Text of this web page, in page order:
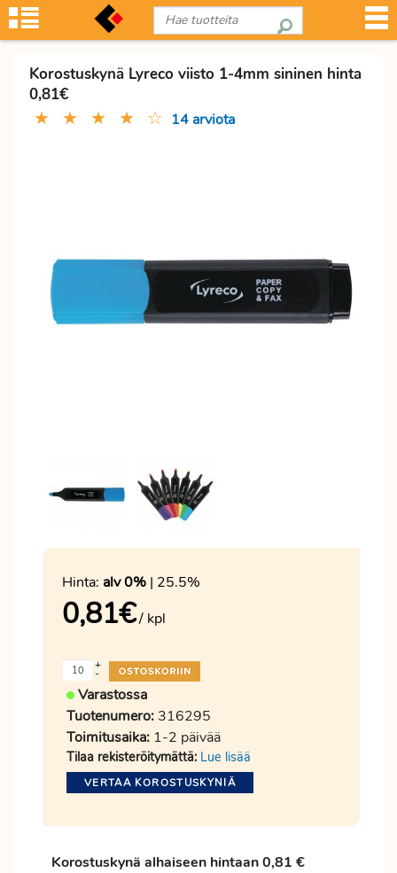
Korostuskynä Lyreco viisto 1-4mm sininen hinta
0,81€
★ ★ ★ ★ ☆ 14 arviota
Hinta: alv 0% | 25.5%
0,81€/ kpl
-
+
Varastossa
Tuotenumero: 316295
Toimitusaika: 1-2 päivää
Tilaa rekisteröitymättä: Lue lisää
VERTAA KOROSTUSKYNIÄ
Korostuskynä alhaiseen hintaan 0,81 €